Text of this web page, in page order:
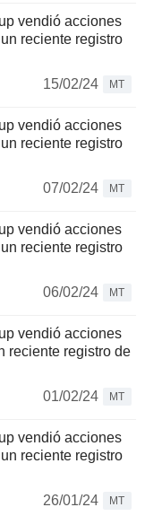
vendió acciones
reciente registro
15/02/24
MT
vendió acciones
reciente registro
07/02/24
MT
vendió acciones
reciente registro
06/02/24
MT
vendió acciones
reciente registro de
01/02/24
MT
vendió acciones
reciente registro
26/01/24
MT